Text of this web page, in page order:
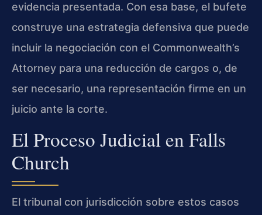
evidencia presentada. Con esa base, el bufete
construye una estrategia defensiva que puede
incluir la negociación con el Commonwealth’s
Attorney para una reducción de cargos o, de
ser necesario, una representación firme en un
juicio ante la corte.
El Proceso Judicial en Falls
Church
El tribunal con jurisdicción sobre estos casos